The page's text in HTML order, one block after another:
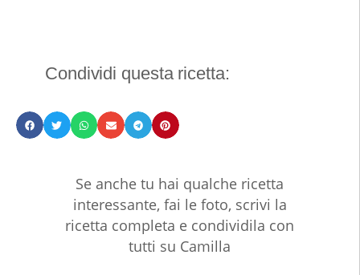
Condividi questa ricetta:
Se anche tu hai qualche ricetta
interessante, fai le foto, scrivi la
ricetta completa e condividila con
tutti su Camilla